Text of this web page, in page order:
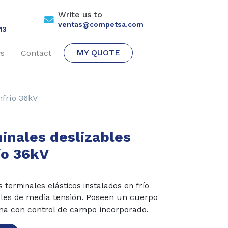
Write us to
ventas@competsa.com
Contact MY QUOTE
36kV
deslizables
36kV
terminales elásticos instalados en frío
de media tensión. Poseen un cuerpo
con control de campo incorporado.